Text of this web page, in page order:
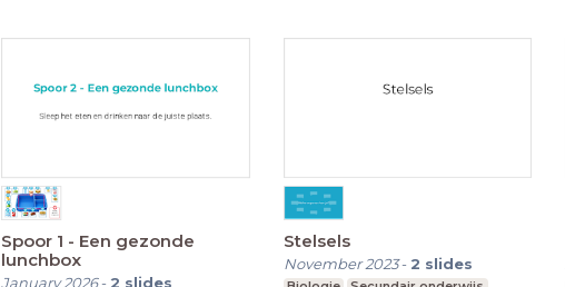
Spoor 1 - Een gezonde
lunchbox
January 2026- 2 slides
Stelsels
November 2023- 2 slides